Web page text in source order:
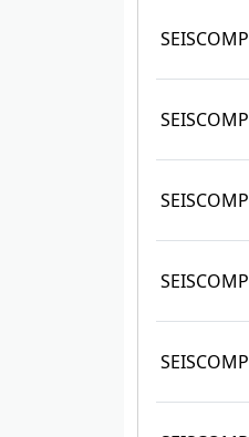
SEISCOMP
SEISCOMP
SEISCOMP
SEISCOMP
SEISCOMP